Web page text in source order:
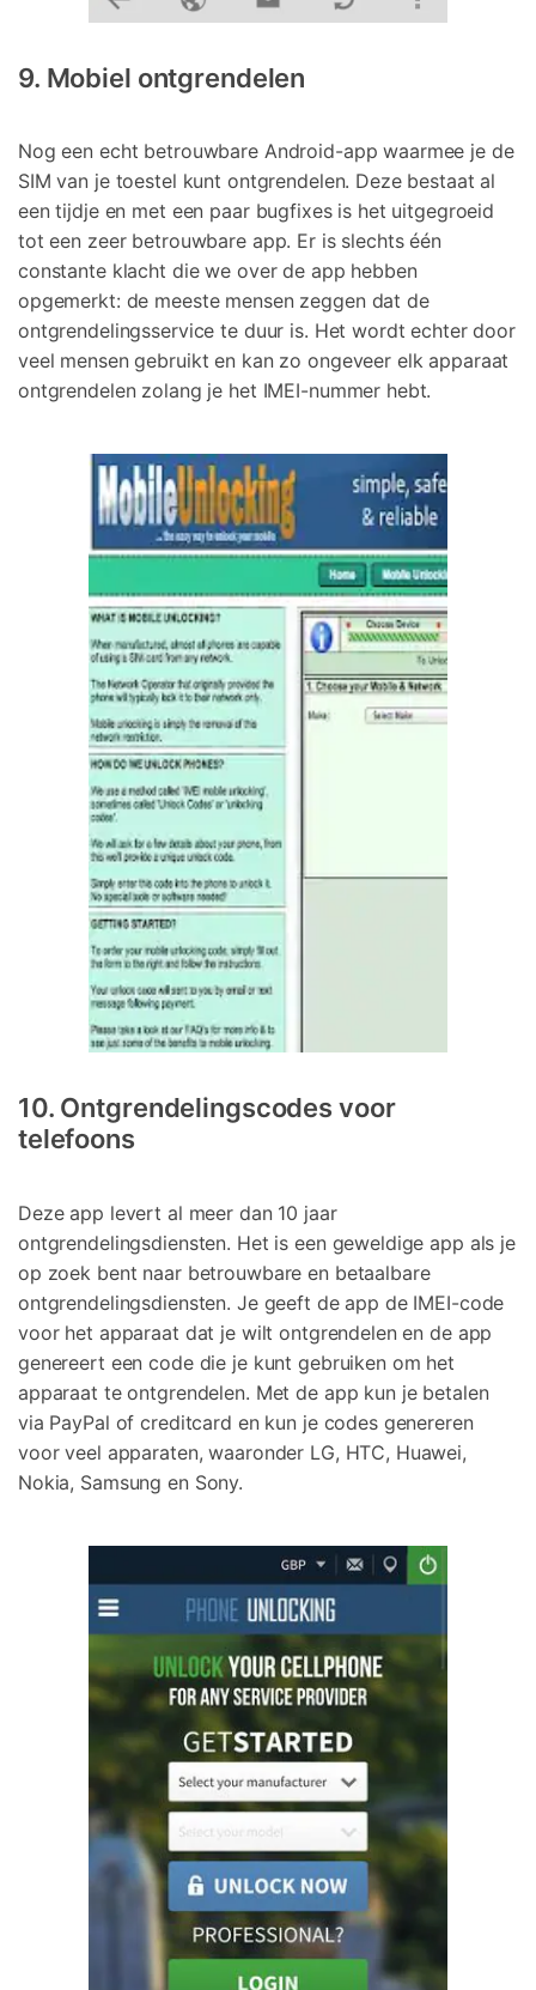
9. Mobiel ontgrendelen
Nog een echt betrouwbare Android-app waarmee je de
SIM van je toestel kunt ontgrendelen. Deze bestaat al
een tijdje en met een paar bugfixes is het uitgegroeid
tot een zeer betrouwbare app. Er is slechts één
constante klacht die we over de app hebben
opgemerkt: de meeste mensen zeggen dat de
ontgrendelingsservice te duur is. Het wordt echter door
veel mensen gebruikt en kan zo ongeveer elk apparaat
ontgrendelen zolang je het IMEI-nummer hebt.
10. Ontgrendelingscodes voor
telefoons
Deze app levert al meer dan 10 jaar
ontgrendelingsdiensten. Het is een geweldige app als je
op zoek bent naar betrouwbare en betaalbare
ontgrendelingsdiensten. Je geeft de app de IMEI-code
voor het apparaat dat je wilt ontgrendelen en de app
genereert een code die je kunt gebruiken om het
apparaat te ontgrendelen. Met de app kun je betalen
via PayPal of creditcard en kun je codes genereren
voor veel apparaten, waaronder LG, HTC, Huawei,
Nokia, Samsung en Sony.